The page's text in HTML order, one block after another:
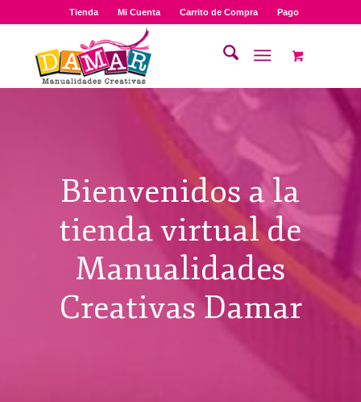
Tienda Mi Cuenta Carrito de Compra Pago
Bienvenidos a la
tienda virtual de
Manualidades
Creativas Damar